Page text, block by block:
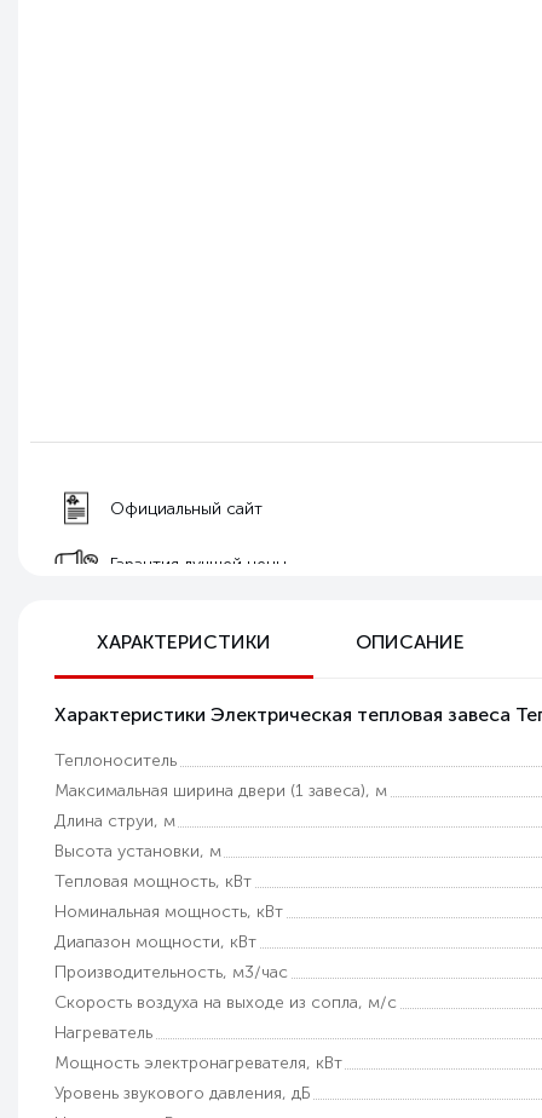
Официальный сайт
Гарантия лучшей цены
Возможность самовывоза
Техническая поддержка
Гарантия качества
ХАРАКТЕРИСТИКИ ОПИСАНИЕ
Характеристики Электрическая тепловая завеса
Теплоноситель
Максимальная ширина двери (1 завеса), м
Длина струи, м
Высота установки, м
Тепловая мощность, кВт
Номинальная мощность, кВт
Диапазон мощности, кВт
Производительность, м3/час
Скорость воздуха на выходе из сопла, м/с
Нагреватель
Мощность электронагревателя, кВт
Уровень звукового давления, дБ